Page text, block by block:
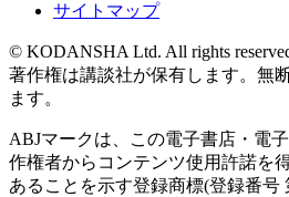
サイトマップ
© KODANSHA Ltd. All rights
著作権は講談社が保有します。無
ます。
ABJマークは、この電子書店・電
作権者からコンテンツ使用許諾を
あることを示す登録商標(登録番号